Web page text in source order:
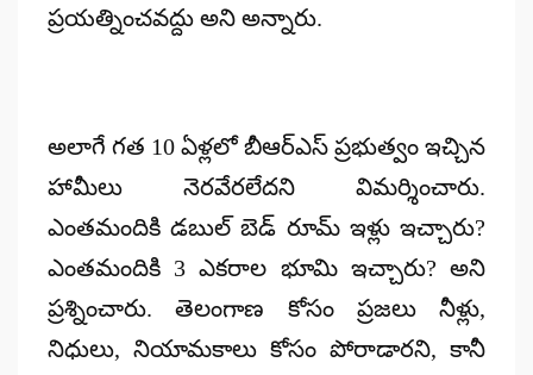
ప్రయత్నించవద్దు అని అన్నారు.
అలాగే గత 10 ఏళ్లలో బీఆర్‌ఎస్ ప్రభుత్వం ఇచ్చిన
హామీలు నెరవేరలేదని విమర్శించారు.
ఎంతమందికి డబుల్ బెడ్ రూమ్ ఇళ్లు ఇచ్చారు?
ఎంతమందికి 3 ఎకరాల భూమి ఇచ్చారు? అని
ప్రశ్నించారు. తెలంగాణ కోసం ప్రజలు నీళ్లు,
నిధులు, నియామకాలు కోసం పోరాడారని, కానీ